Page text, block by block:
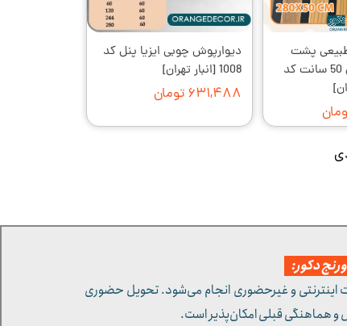
پشت
فوم دار با عرض 50 سانت کد
دیوارپوش چوبی ایزیا پنل کد
1008 [انبار تهران]
۶۳۱,۴۸۸ تومان
دکور:
و غیرحضوری انجام می‌شود. تحویل حضوری
و هماهنگی قبلی امکان‌پذیر است.